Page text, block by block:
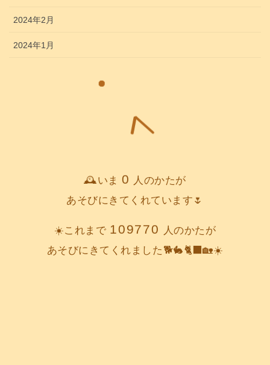
2024年2月
2024年1月
🕰️いま0 人のかたが
あそびにきてくれています🌷
☀️これまで 109770
人のかたが
あそびにきてくれました🐕️🐇🐈‍⬛🏡☀️